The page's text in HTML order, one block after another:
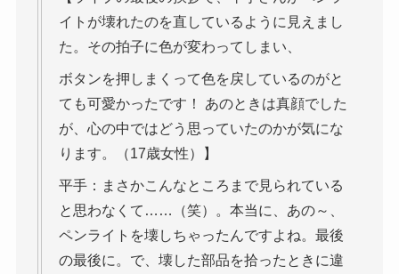
イトが壊れたのを直しているように見えまし
た。その拍子に色が変わってしまい、
ボタンを押しまくって色を戻しているのがと
ても可愛かったです！ あのときは真顔でした
が、心の中ではどう思っていたのかが気にな
ります。（17歳女性）】
平手：まさかこんなところまで見られている
と思わなくて……（笑）。本当に、あの～、
ペンライトを壊しちゃったんですよね。最後
の最後に。で、壊した部品を拾ったときに違